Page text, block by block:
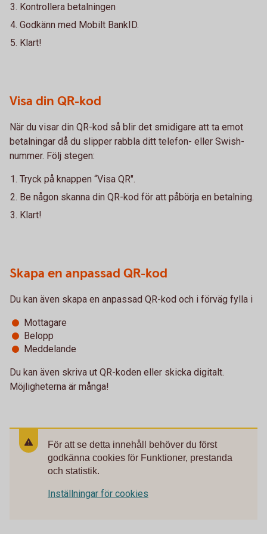
Kontrollera betalningen
Godkänn med Mobilt BankID.
Klart!
Visa din QR-kod
När du visar din QR-kod så blir det smidigare att ta emot
betalningar då du slipper rabbla ditt telefon- eller Swish-
nummer. Följ stegen:
Tryck på knappen “Visa QR".
Be någon skanna din QR-kod för att påbörja en betalning.
Klart!
Skapa en anpassad QR-kod
Du kan även skapa en anpassad QR-kod och i förväg fylla i
Mottagare
Belopp
Meddelande
Du kan även skriva ut QR-koden eller skicka digitalt.
Möjligheterna är många!
För att se detta innehåll behöver du först
godkänna cookies för Funktioner, prestanda
och statistik.
Inställningar för cookies